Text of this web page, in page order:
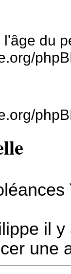
du
il
une